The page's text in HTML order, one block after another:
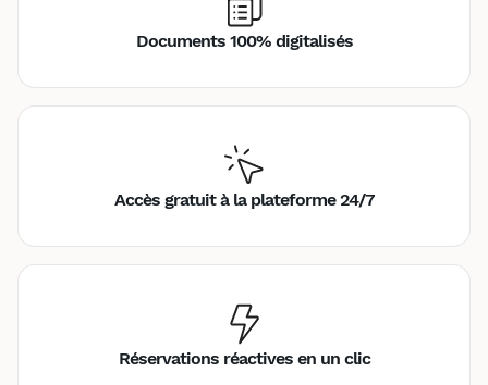
Documents 100% digitalisés
Accès gratuit à la plateforme 24/7
Réservations réactives en un clic